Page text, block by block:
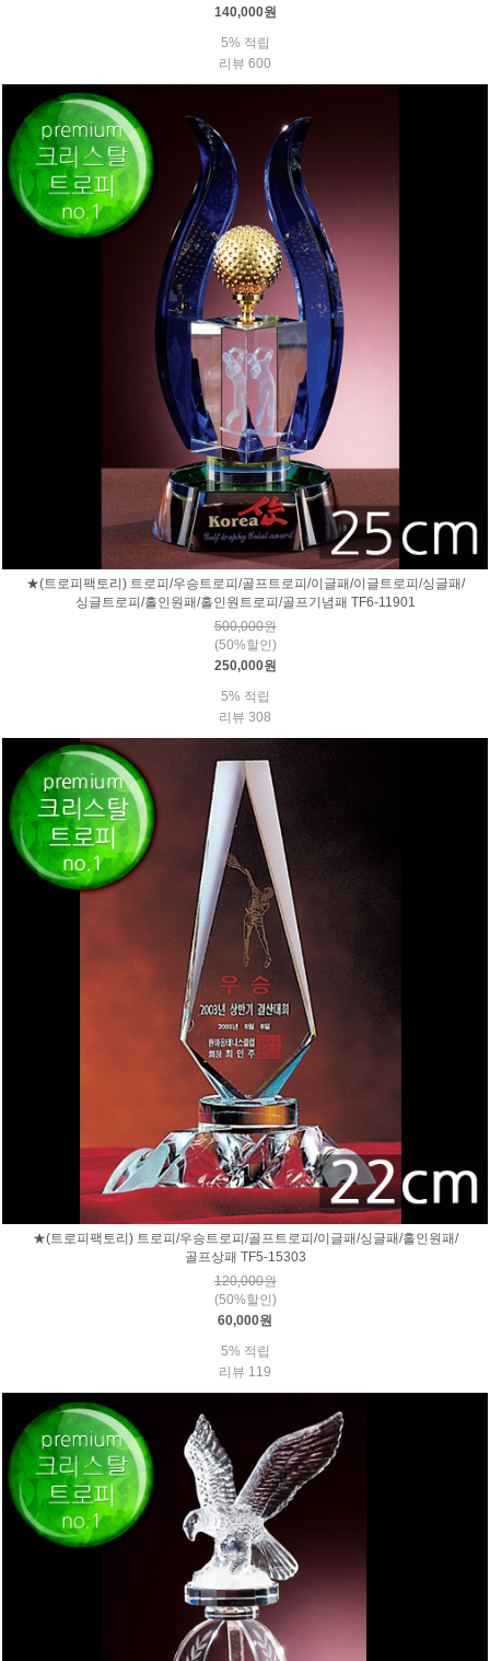
140,000원
5% 적립
리뷰 600
★(트로피팩토리) 트로피/우승트로피/골프트로피/이글패/이글트로피/싱글패/
싱글트로피/홀인원패/홀인원트로피/골프기념패 TF6-11901
500,000원
(50%할인)
250,000원
5% 적립
리뷰 308
★(트로피팩토리) 트로피/우승트로피/골프트로피/이글패/싱글패/홀인원패/
골프상패 TF5-15303
120,000원
(50%할인)
60,000원
5% 적립
리뷰 119